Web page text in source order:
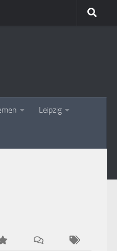
Leipzig